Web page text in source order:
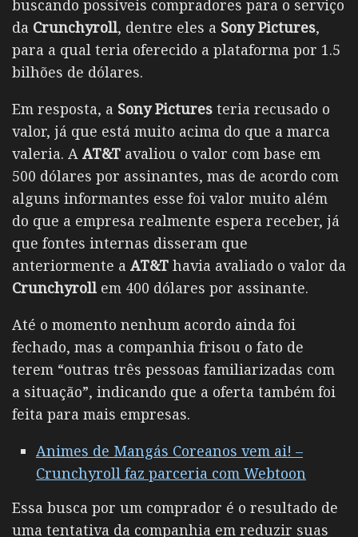
buscando possíveis compradores para o serviço
da Crunchyroll, dentre eles a Sony Pictures,
para a qual teria oferecido a plataforma por 1.5
bilhões de dólares.
Em resposta, a Sony Pictures teria recusado o
valor, já que está muito acima do que a marca
valeria. A AT&T avaliou o valor com base em
500 dólares por assinantes, mas de acordo com
alguns informantes esse foi valor muito além
do que a empresa realmente espera receber, já
que fontes internas disseram que
anteriormente a AT&T havia avaliado o valor da
Crunchyrollem 400 dólares por assinante.
Até o momento nenhum acordo ainda foi
fechado, mas a companhia frisou o fato de
terem “outras três pessoas familiarizadas com
a situação”, indicando que a oferta também foi
feita para mais empresas.
Animes de Mangás Coreanos vem ai! –
Crunchyroll faz parceria com Webtoon
Essa busca por um comprador é o resultado de
uma tentativa da companhia em reduzir suas